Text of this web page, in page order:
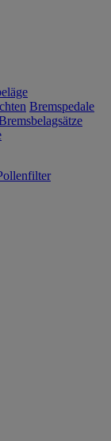
Bremspedale